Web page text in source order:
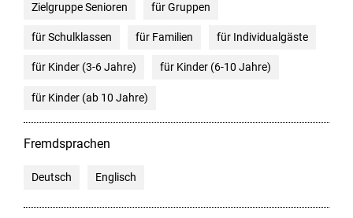
Zielgruppe Senioren für Gruppen
für Schulklassen für Familien für Individualgäste
für Kinder (3-6 Jahre) für Kinder (6-10 Jahre)
für Kinder (ab 10 Jahre)
Fremdsprachen
Deutsch Englisch